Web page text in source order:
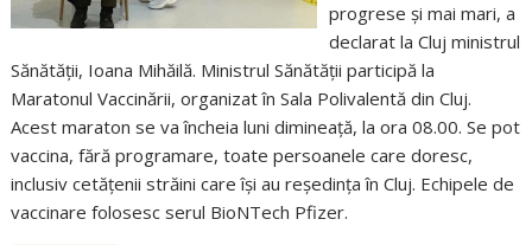
progrese și mai mari, a
declarat la Cluj ministrul
Sănătății, Ioana Mihăilă. Ministrul Sănătății participă la
Maratonul Vaccinării, organizat în Sala Polivalentă din Cluj.
Acest maraton se va încheia luni dimineață, la ora 08.00. Se pot
vaccina, fără programare, toate persoanele care doresc,
inclusiv cetățenii străini care își au reședința în Cluj. Echipele de
vaccinare folosesc serul BioNTech Pfizer.